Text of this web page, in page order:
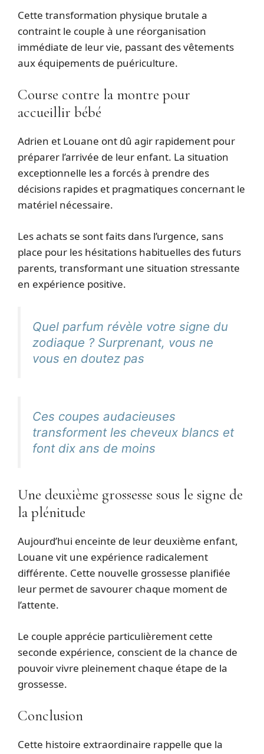
Cette transformation physique brutale a
contraint le couple à une réorganisation
immédiate de leur vie, passant des vêtements
aux équipements de puériculture.
Course contre la montre pour
accueillir bébé
Adrien et Louane ont dû agir rapidement pour
préparer l’arrivée de leur enfant. La situation
exceptionnelle les a forcés à prendre des
décisions rapides et pragmatiques concernant le
matériel nécessaire.
Les achats se sont faits dans l’urgence, sans
place pour les hésitations habituelles des futurs
parents, transformant une situation stressante
en expérience positive.
Quel parfum révèle votre signe du
zodiaque ? Surprenant, vous ne
vous en doutez pas
Ces coupes audacieuses
transforment les cheveux blancs et
font dix ans de moins
Une deuxième grossesse sous le signe de
la plénitude
Aujourd’hui enceinte de leur deuxième enfant,
Louane vit une expérience radicalement
différente. Cette nouvelle grossesse planifiée
leur permet de savourer chaque moment de
l’attente.
Le couple apprécie particulièrement cette
seconde expérience, conscient de la chance de
pouvoir vivre pleinement chaque étape de la
grossesse.
Conclusion
Cette histoire extraordinaire rappelle que la